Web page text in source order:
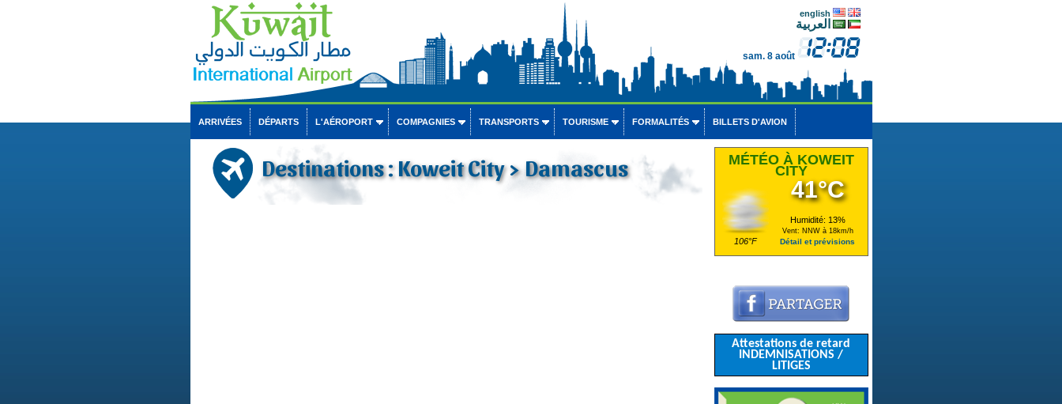
english
العربية
sam. 8 août
ARRIVÉES DÉPARTS L'AÉROPORT COMPAGNIES TRANSPORTS TOURISME FORMALITÉS BILLETS D'AVION
Destinations : Koweit City > Damascus MÉTÉO À KOWEIT
CITY
106°F
41°C
Humidité: 13%
Vent: NNW à 18km/h
Détail et prévisions
Attestations de retard
INDEMNISATIONS /
LITIGES